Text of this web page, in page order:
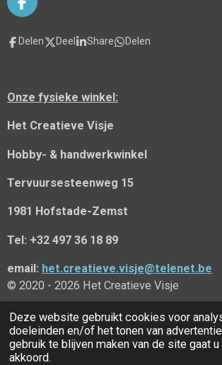
Deze website gebruikt cookies voor
doeleinden en/of het tonen van
gebruik te blijven maken van de site gaat
akkoord.
F
a
c
e
k
Delen Deel Share Delen
Onze fysieke winkel:
Het Creatieve Visje
Hobby- & handwerkwinkel
Tervuursesteenweg 15
1981 Hofstade-Zemst
Tel: +32 497 36 18 89
email: het.creatieve.visje@telenet.be
© 2020 - 2026 Het Creatieve Visje